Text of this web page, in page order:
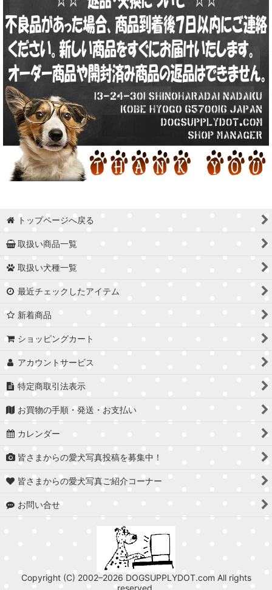
トップページへ戻る
取扱い商品一覧
取扱い犬種一覧
最近チェックしたアイテム
新着商品
ショッピングカート
アカウントサービス
特定商取引法表示
お買物の手順・発送・お支払い
カレンダー
皆さまからの愛犬写真投稿を募集中！
皆さまからの愛犬写真ご紹介コーナー
お問い合せ
Copyright (C) 2002–2026 DOGSUPPLYDOT.com All rights
reserved.